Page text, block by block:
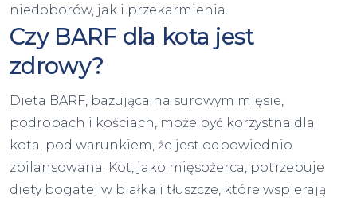
niedoborów, jak i przekarmienia.
Czy BARF dla kota jest
zdrowy?
Dieta BARF, bazująca na surowym mięsie,
podrobach i kościach, może być korzystna dla
kota, pod warunkiem, że jest odpowiednio
zbilansowana. Kot, jako mięsożerca, potrzebuje
diety bogatej w białka i tłuszcze, które wspierają